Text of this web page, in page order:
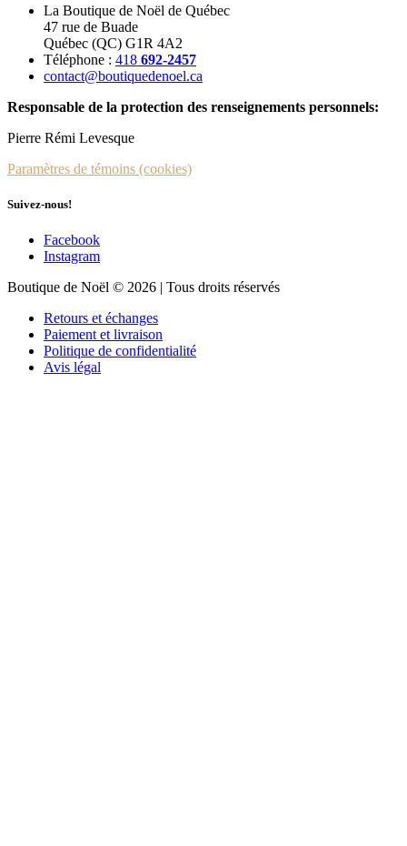
La Boutique de Noël de Québec
47 rue de Buade
Québec (QC) G1R 4A2
Téléphone : 418 692-2457
contact@boutiquedenoel.ca
Responsable de la protection des renseignements personnels:
Pierre Rémi Levesque
Paramètres de témoins (cookies)
Suivez-nous!
Facebook
Instagram
Boutique de Noël © 2026 | Tous droits réservés
Retours et échanges
Paiement et livraison
Politique de confidentialité
Avis légal